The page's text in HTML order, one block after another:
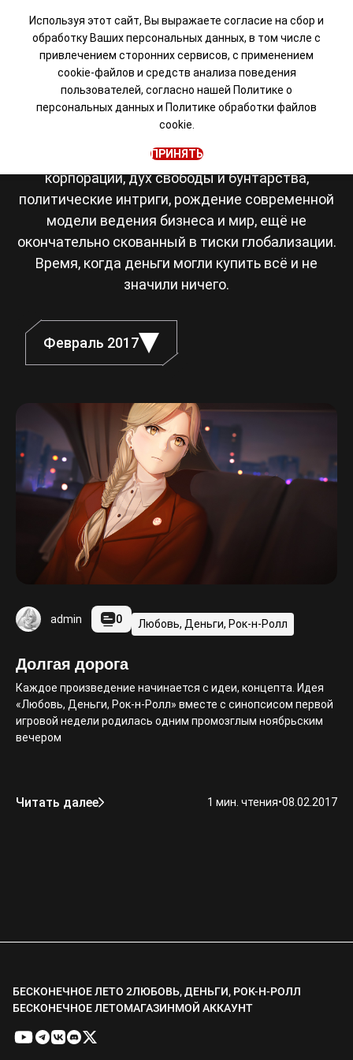
Визуальная новелла в
сеттинге Японии 80-х
музыки, становление транснациональных
корпораций, дух свободы и бунтарства,
политические интриги, рождение современной
модели ведения бизнеса и мир, ещё не
окончательно скованный в тиски глобализации.
Время, когда деньги могли купить всё и не
значили ничего.
Февраль 2017
admin 0 Любовь, Деньги, Рок-н-Ролл
Долгая дорога
Каждое произведение начинается с идеи, концепта. Идея
«Любовь, Деньги, Рок-н-Ролл» вместе с синопсисом первой
игровой недели родилась одним промозглым ноябрьским
вечером
Читать далее 1 мин. чтения•08.02.2017
БЕСКОНЕЧНОЕ ЛЕТО 2ЛЮБОВЬ, ДЕНЬГИ, РОК-Н-РОЛЛ
БЕСКОНЕЧНОЕ ЛЕТОМАГАЗИНМОЙ АККАУНТ
Используя этот сайт, Вы выражаете согласие на сбор и
обработку Ваших персональных данных, в том числе с
привлечением сторонних сервисов, с применением
cookie-файлов и средств анализа поведения
пользователей, согласно нашей Политике о
персональных данныхи Политике обработки файлов
cookie.
ПРИНЯТЬ